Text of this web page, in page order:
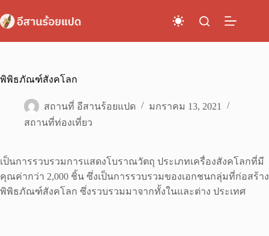
to
content
พิพิธภัณฑ์สังคโลก
สถานที่ อีสานร้อยแปด
มกราคม 13, 2021
สถานที่ท่องเที่ยว
เป็นการรวบรวมการแสดงโบราณวัตถุ ประเภทเครื่องสังคโลกที่มี
คุณค่ากว่า 2,000 ชิ้น ซึ่งเป็นการรวบรวมของเอกชนกลุ่มที่ก่อสร้าง
พิพิธภัณฑ์สังคโลก ซึ่งรวบรวมมาจากทั้งในและต่าง ประเทศ